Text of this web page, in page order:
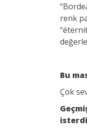
renk
Bu
Çok